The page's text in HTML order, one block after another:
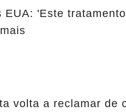
EUA: 'Este
volta a reclamar de